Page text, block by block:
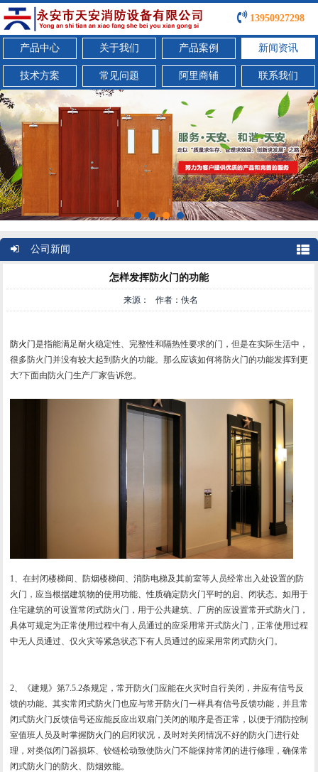
13950927298
产品中心 关于我们 产品案例 新闻资讯
技术方案 常见问题 阿里商铺 联系我们
公司新闻
怎样发挥防火门的功能
来源： 作者：佚名
防火门是指能满足耐火稳定性、完整性和隔热性要求的门，但是在实际生活中，
很多防火门并没有较大起到防火的功能。那么应该如何将防火门的功能发挥到更
大?下面由防火门生产厂家告诉您。
1、在封闭楼梯间、防烟楼梯间、消防电梯及其前室等人员经常出入处设置的防
火门，应当根据建筑物的使用功能、性质确定防火门平时的启、闭状态。如用于
住宅建筑的可设置常闭式防火门，用于公共建筑、厂房的应设置常开式防火门，
具体可规定为正常使用过程中有人员通过的应采用常开式防火门，正常使用过程
中无人员通过、仅火灾等紧急状态下有人员通过的应采用常闭式防火门。
2、《建规》第7.5.2条规定，常开防火门应能在火灾时自行关闭，并应有信号反
馈的功能。其实常闭式防火门也应与常开防火门一样具有信号反馈功能，并且常
闭式防火门反馈信号还应能反应出双扇门关闭的顺序是否正常，以便于消防控制
室值班人员及时掌握防火门的启闭状况，及时对关闭情况不好的防火门进行处
理，对类似闭门器损坏、铰链松动致使防火门不能保持常闭的进行修理，确保常
闭式防火门的防火、防烟效能。